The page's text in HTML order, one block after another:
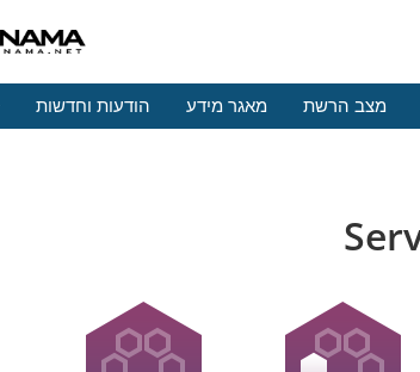
הודעות וחדשות מאגר מידע מצב הרשת